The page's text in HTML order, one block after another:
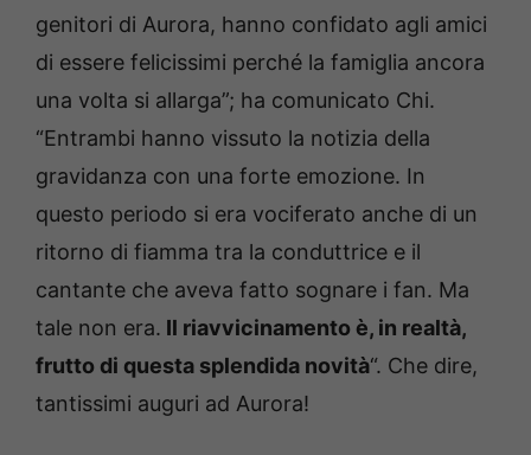
genitori di Aurora, hanno confidato agli amici
di essere felicissimi perché la famiglia ancora
una volta si allarga”; ha comunicato Chi.
“Entrambi hanno vissuto la notizia della
gravidanza con una forte emozione. In
questo periodo si era vociferato anche di un
ritorno di fiamma tra la conduttrice e il
cantante che aveva fatto sognare i fan. Ma
tale non era. Il riavvicinamento è, in realtà,
frutto di questa splendida novità“. Che dire,
tantissimi auguri ad Aurora!